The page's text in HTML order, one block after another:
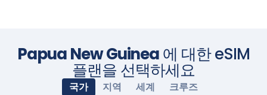
Papua New Guinea에 대한 eSIM
플랜을 선택하세요
국가 지역 세계 크루즈